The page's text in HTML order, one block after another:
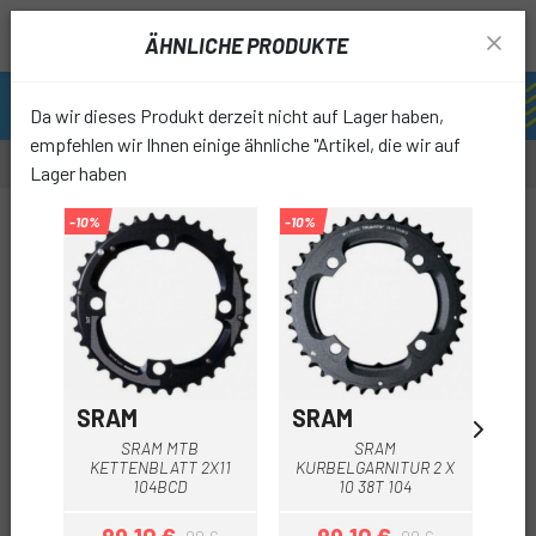
ÄHNLICHE PRODUKTE
Da wir dieses Produkt derzeit nicht auf Lager haben,
empfehlen wir Ihnen einige ähnliche "Artikel, die wir auf
Lager haben
-10%
SRAM
SRAM MTB
KETTENBLATT 2X11
104BCD
-10%
SRAM
SRAM
KURBELGARNITUR 2 X
10 38T 104